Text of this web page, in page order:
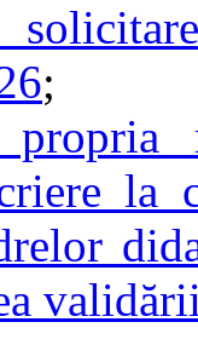
;
la